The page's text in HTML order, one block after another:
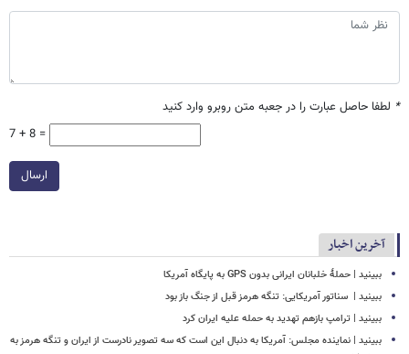
* لطفا حاصل عبارت را در جعبه متن روبرو وارد کنید
7 + 8 =
ارسال
آخرین اخبار
ببینید | حملۀ خلبانان ایرانی بدون GPS به پایگاه آمریکا
ببینید | ‏ سناتور آمریکایی: تنگه هرمز قبل از جنگ باز بود
ببینید | ترامپ بازهم تهدید به حمله علیه ایران کرد
ببینید | نماینده مجلس: آمریکا به دنبال این است که سه تصویر نادرست از ایران و تنگه هرمز به